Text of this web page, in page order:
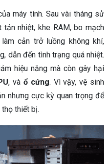
máy tính. Sau vài tháng sử
nhiệt, khe RAM, bo mạch
cản trở luồng không khí,
dẫn đến tình trạng quá nhiệt.
hiệu năng mà còn gây hại
, và ổ cứng. Vì vậy, vệ sinh
nhưng cực kỳ quan trọng để
thiết bị.